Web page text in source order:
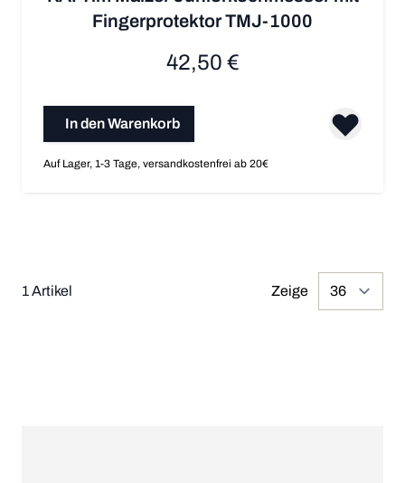
Fingerprotektor TMJ-1000
42,50 €
In den Warenkorb
Auf Lager, 1-3 Tage, versandkostenfrei ab 20€
1Artikel Zeige